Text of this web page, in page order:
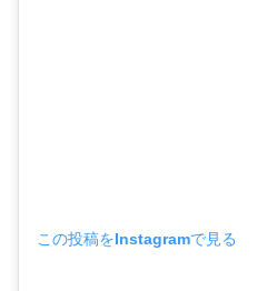
この投稿をInstagramで見る